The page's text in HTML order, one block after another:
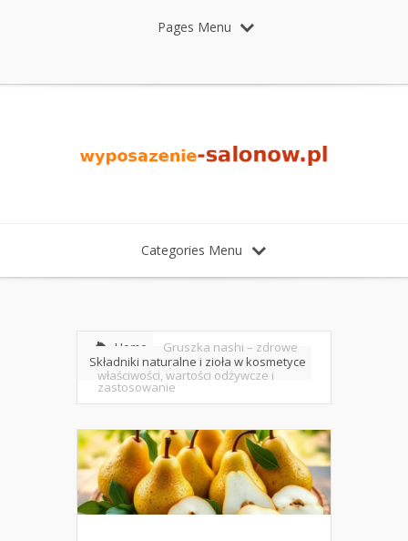
Pages Menu
Categories Menu
Home
Składniki naturalne i zioła w kosmetyce
Gruszka nashi – zdrowe
właściwości, wartości odżywcze i
zastosowanie